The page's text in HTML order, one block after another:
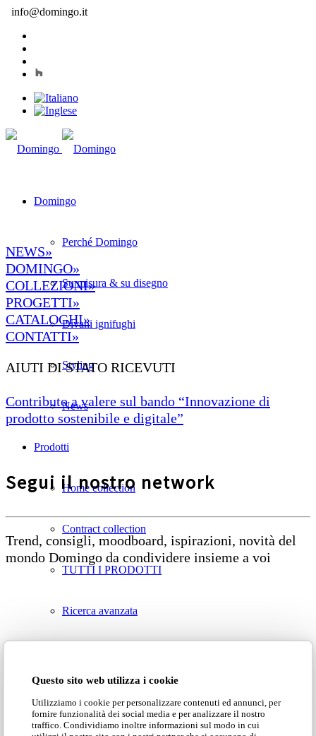
Questo sito web utilizza i cookie
Utilizziamo i cookie per personalizzare contenuti ed annunci, per
fornire funzionalità dei social media e per analizzare il nostro
traffico. Condividiamo inoltre informazioni sul modo in cui
info@domingo.it
Domingo
Perché Domingo
Su misura & su disegno
Divani ignifughi
Styling
News
Prodotti
Home collection
Contract collection
TUTTI I PRODOTTI
Ricerca avanzata
Groove
NEWS»
DOMINGO»
COLLEZIONI»
PROGETTI»
CATALOGHI»
CONTATTI»
AIUTI DI STATO RICEVUTI
Contributo a valere sul bando “Innovazione di
prodotto sostenibile e digitale”
Segui il nostro network
Trend, consigli, moodboard, ispirazioni, novità del
mondo Domingo da condividere insieme a voi
Domingo Salotti S.r.l. Str. della Romagna, 285 –
61121 Pesaro (PU) Italia